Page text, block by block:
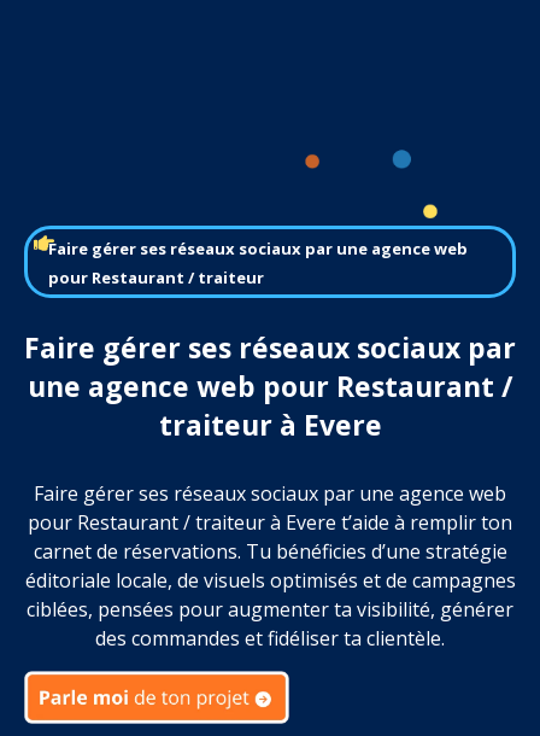
Faire gérer ses réseaux sociaux par une agence web
pour Restaurant / traiteur
Faire gérer ses réseaux sociaux par
une agence web pour Restaurant /
traiteur à Evere
Faire gérer ses réseaux sociaux par une agence web
pour Restaurant / traiteur à Evere t’aide à remplir ton
carnet de réservations. Tu bénéficies d’une stratégie
éditoriale locale, de visuels optimisés et de campagnes
ciblées, pensées pour augmenter ta visibilité, générer
des commandes et fidéliser ta clientèle.